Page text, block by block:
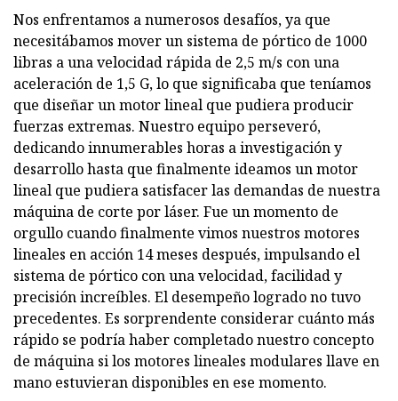
Nos enfrentamos a numerosos desafíos, ya que
necesitábamos mover un sistema de pórtico de 1000
libras a una velocidad rápida de 2,5 m/s con una
aceleración de 1,5 G, lo que significaba que teníamos
que diseñar un motor lineal que pudiera producir
fuerzas extremas. Nuestro equipo perseveró,
dedicando innumerables horas a investigación y
desarrollo hasta que finalmente ideamos un motor
lineal que pudiera satisfacer las demandas de nuestra
máquina de corte por láser. Fue un momento de
orgullo cuando finalmente vimos nuestros motores
lineales en acción 14 meses después, impulsando el
sistema de pórtico con una velocidad, facilidad y
precisión increíbles. El desempeño logrado no tuvo
precedentes. Es sorprendente considerar cuánto más
rápido se podría haber completado nuestro concepto
de máquina si los motores lineales modulares llave en
mano estuvieran disponibles en ese momento.